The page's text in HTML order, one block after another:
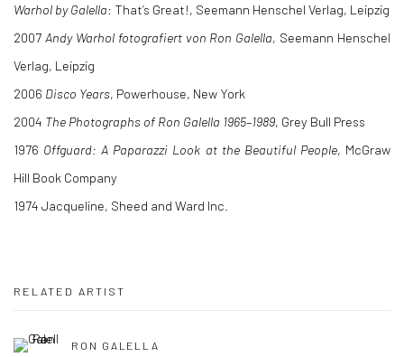
Warhol by Galella: That’s Great!, Seemann Henschel Verlag, Leipzig
2007 Andy Warhol fotografiert von Ron Galella, Seemann Henschel
Verlag, Leipzig
2006 Disco Years, Powerhouse, New York
2004 The Photographs of Ron Galella 1965–1989, Grey Bull Press
1976 Offguard: A Paparazzi Look at the Beautiful People, McGraw
Hill Book Company
1974 Jacqueline, Sheed and Ward Inc.
RELATED ARTIST
RON GALELLA